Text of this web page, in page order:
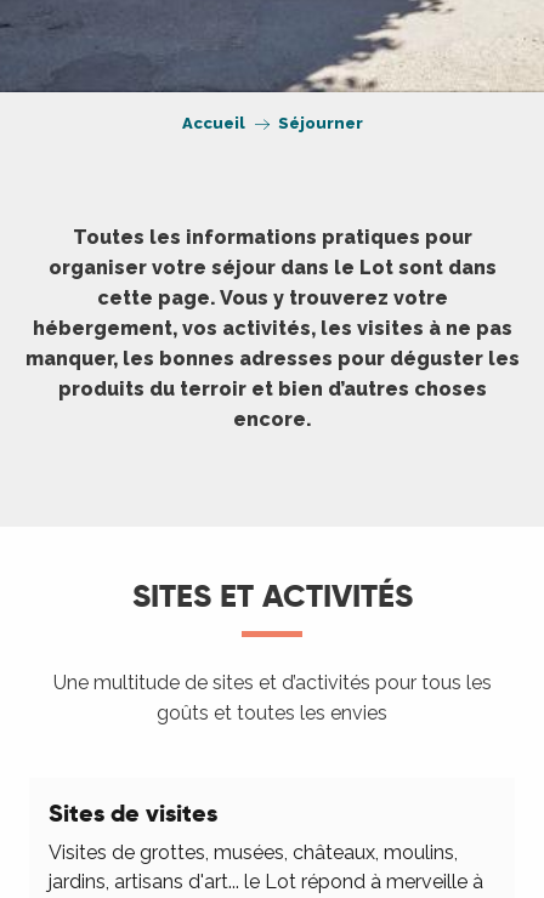
Accueil Séjourner
Toutes les informations pratiques pour
organiser votre séjour dans le Lot sont dans
cette page. Vous y trouverez votre
hébergement, vos activités, les visites à ne pas
manquer, les bonnes adresses pour déguster les
produits du terroir et bien d’autres choses
encore.
SITES ET ACTIVITÉS
Une multitude de sites et d’activités pour tous les
goûts et toutes les envies
Sites de visites
Visites de grottes, musées, châteaux, moulins,
jardins, artisans d'art... le Lot répond à merveille à